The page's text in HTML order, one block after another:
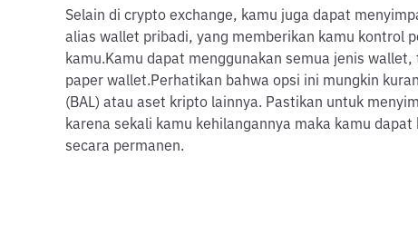
Selain di crypto exchange, kamu juga dapat
alias wallet pribadi, yang memberikan kamu kontrol
kamu.Kamu dapat menggunakan semua jenis
paper wallet.Perhatikan bahwa opsi ini mungkin
(BAL) atau aset kripto lainnya. Pastikan untuk
karena sekali kamu kehilangannya maka kamu
secara permanen.